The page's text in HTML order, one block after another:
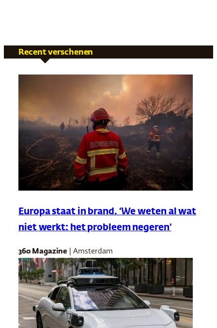
Recent verschenen
Europa staat in brand. ‘We weten al wat
niet werkt: het probleem negeren’
360 Magazine | Amsterdam